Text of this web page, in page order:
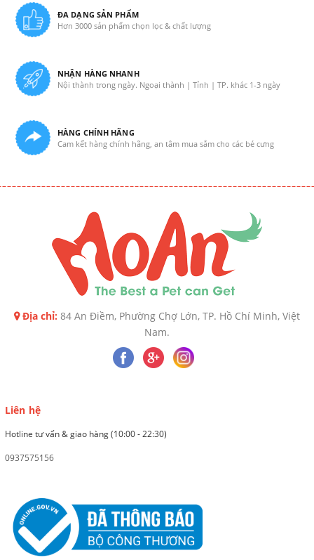
ĐA DẠNG SẢN PHẨM
Hơn 3000 sản phẩm chọn lọc & chất lượng
NHẬN HÀNG NHANH
Nội thành trong ngày. Ngoại thành | Tỉnh | TP. khác 1-3 ngày
HÀNG CHÍNH HÃNG
Cam kết hàng chính hãng, an tâm mua sắm cho các bé cưng
Địa chỉ: 84 An Điềm, Phường Chợ Lớn, TP. Hồ Chí Minh, Việt
Nam.
Liên hệ
Hotline tư vấn & giao hàng (10:00 - 22:30)
0937575156